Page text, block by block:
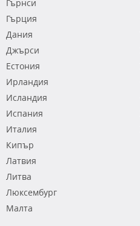
Гърнси
Гърция
Дания
Джърси
Естония
Ирландия
Исландия
Испания
Италия
Кипър
Латвия
Литва
Люксембург
Малта